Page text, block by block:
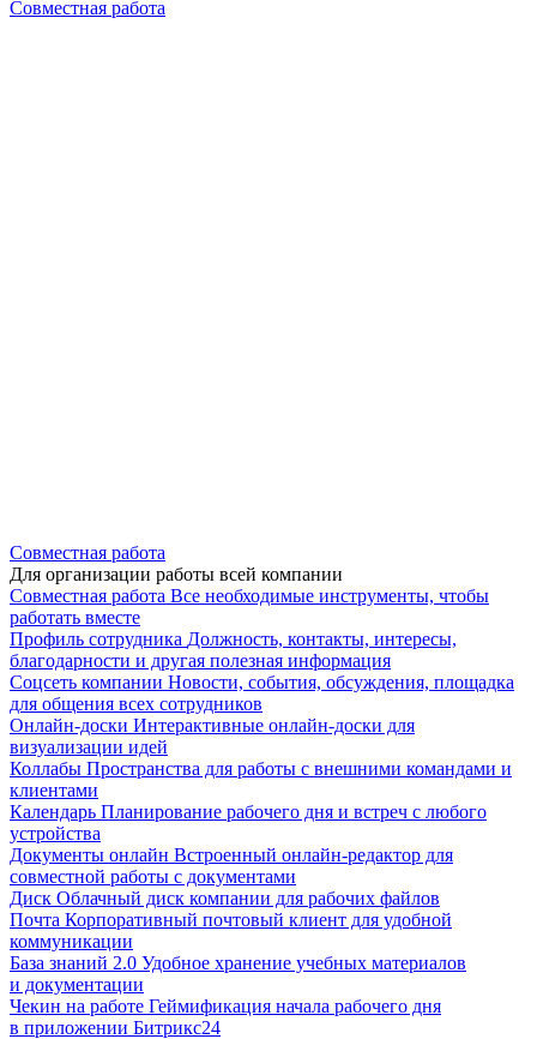
Совместная работа
Совместная работа
Для организации работы всей компании
Совместная работа Все необходимые инструменты, чтобы
работать вместе
Профиль сотрудника Должность, контакты, интересы,
благодарности и другая полезная информация
Соцсеть компании Новости, события, обсуждения, площадка
для общения всех сотрудников
Онлайн-доски Интерактивные онлайн-доски для
визуализации идей
Коллабы Пространства для работы с внешними командами и
клиентами
Календарь Планирование рабочего дня и встреч с любого
устройства
Документы онлайн Встроенный онлайн-редактор для
совместной работы с документами
Диск Облачный диск компании для рабочих файлов
Почта Корпоративный почтовый клиент для удобной
коммуникации
База знаний 2.0 Удобное хранение учебных материалов
и документации
Чекин на работе Геймификация начала рабочего дня
в приложении Битрикс24